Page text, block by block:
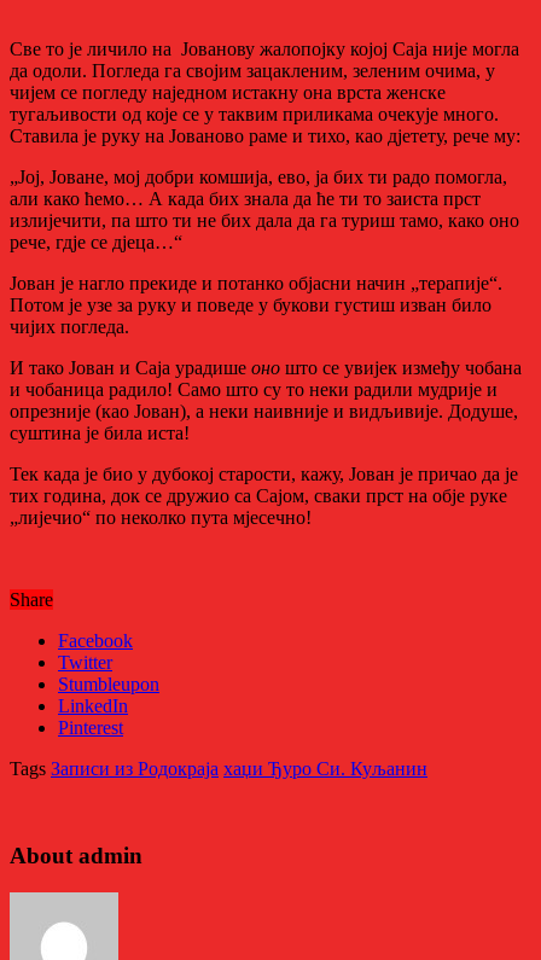
Све то је личило на Јованову жалопојку којој Саја није могла
да одоли. Погледа га својим зацакленим, зеленим очима, у
чијем се погледу наједном истакну она врста женске
тугаљивости од које се у таквим приликама очекује много.
Ставила је руку на Јованово раме и тихо, као дјетету, рече му:
„Јој, Јоване, мој добри комшија, ево, ја бих ти радо помогла,
али како ћемо… А када бих знала да ће ти то заиста прст
излијечити, па што ти не бих дала да га туриш тамо, како оно
рече, гдје се дјеца…“
Јован је нагло прекиде и потанко објасни начин „терапије“.
Потом је узе за руку и поведе у букови густиш изван било
чијих погледа.
И тако Јован и Саја урадише оно што се увијек између чобана
и чобаница радило! Само што су то неки радили мудрије и
опрезније (као Јован), а неки наивније и видљивије. Додуше,
суштина је била иста!
Тек када је био у дубокој старости, кажу, Јован је причао да је
тих година, док се дружио са Сајом, сваки прст на обје руке
„лијечио“ по неколко пута мјесечно!
Share
Facebook
Twitter
Stumbleupon
LinkedIn
Pinterest
Tags Записи из Родoкраја хаџи Ђуро Си. Куљанин
About admin